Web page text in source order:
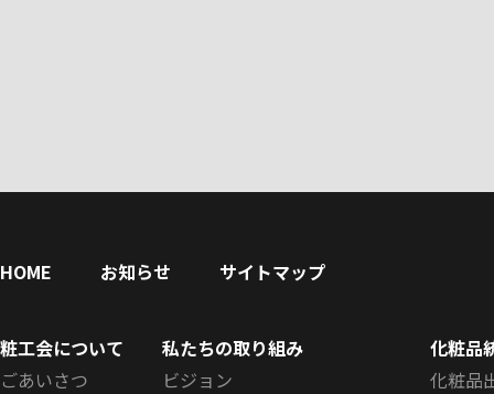
HOME お知らせ サイトマップ
粧工会について
ごあいさつ
私たちの取り組み
ビジョン
化粧品
化粧品